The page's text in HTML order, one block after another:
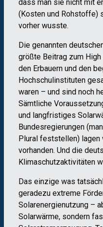
dass man sie nicht mit
(Kosten und Rohstoffe)
vorher wusste.
Die genannten
größte Beitrag zum
den Erbauern und den
Hochschulinstituten
waren – und sind noch
Sämtliche
und langfristiges
Bundesregierungen
Plural feststellen) lagen
vorhanden. Und die
Klimaschutzaktivitäten
Das einzige was
geradezu extreme
Solarenergienutzung –
Solarwärme, sondern